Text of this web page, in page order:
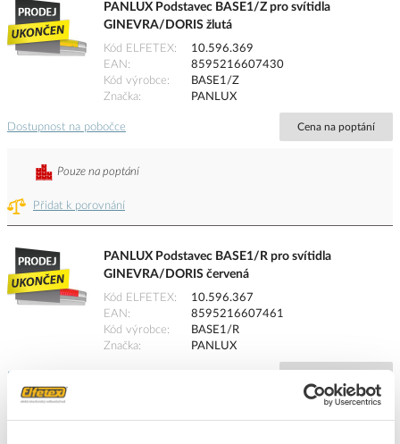
PANLUX Podstavec BASE1/Z pro svítidla
GINEVRA/DORIS žlutá
Kód ELFETEX
10.596.369
EAN
8595216607430
Kód výrobce
BASE1/Z
Značka
PANLUX
Dostupnost na pobočce Cena na poptání
Přidat k porovnání
Pouze na poptání
PANLUX Podstavec BASE1/R pro svítidla
GINEVRA/DORIS červená
Kód ELFETEX
10.596.367
EAN
8595216607461
Kód výrobce
BASE1/R
Značka
PANLUX
Dostupnost na pobočce
Pouze na poptání